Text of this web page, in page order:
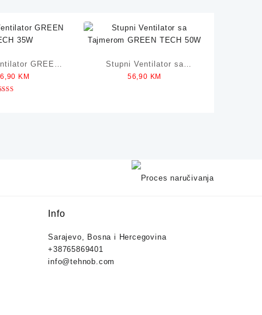
GREEN
35W
KM
Stupni Ventilator sa
Tajmerom GREEN TECH
56,90 KM
Info
Sarajevo, Bosna i Hercegovina
+38765869401
info@tehnob.com